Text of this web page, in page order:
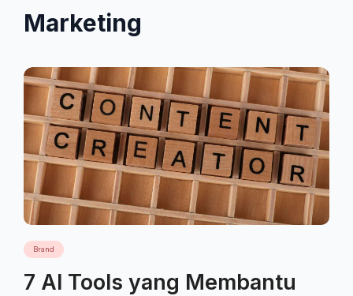
Marketing
Brand
7 AI Tools yang Membantu